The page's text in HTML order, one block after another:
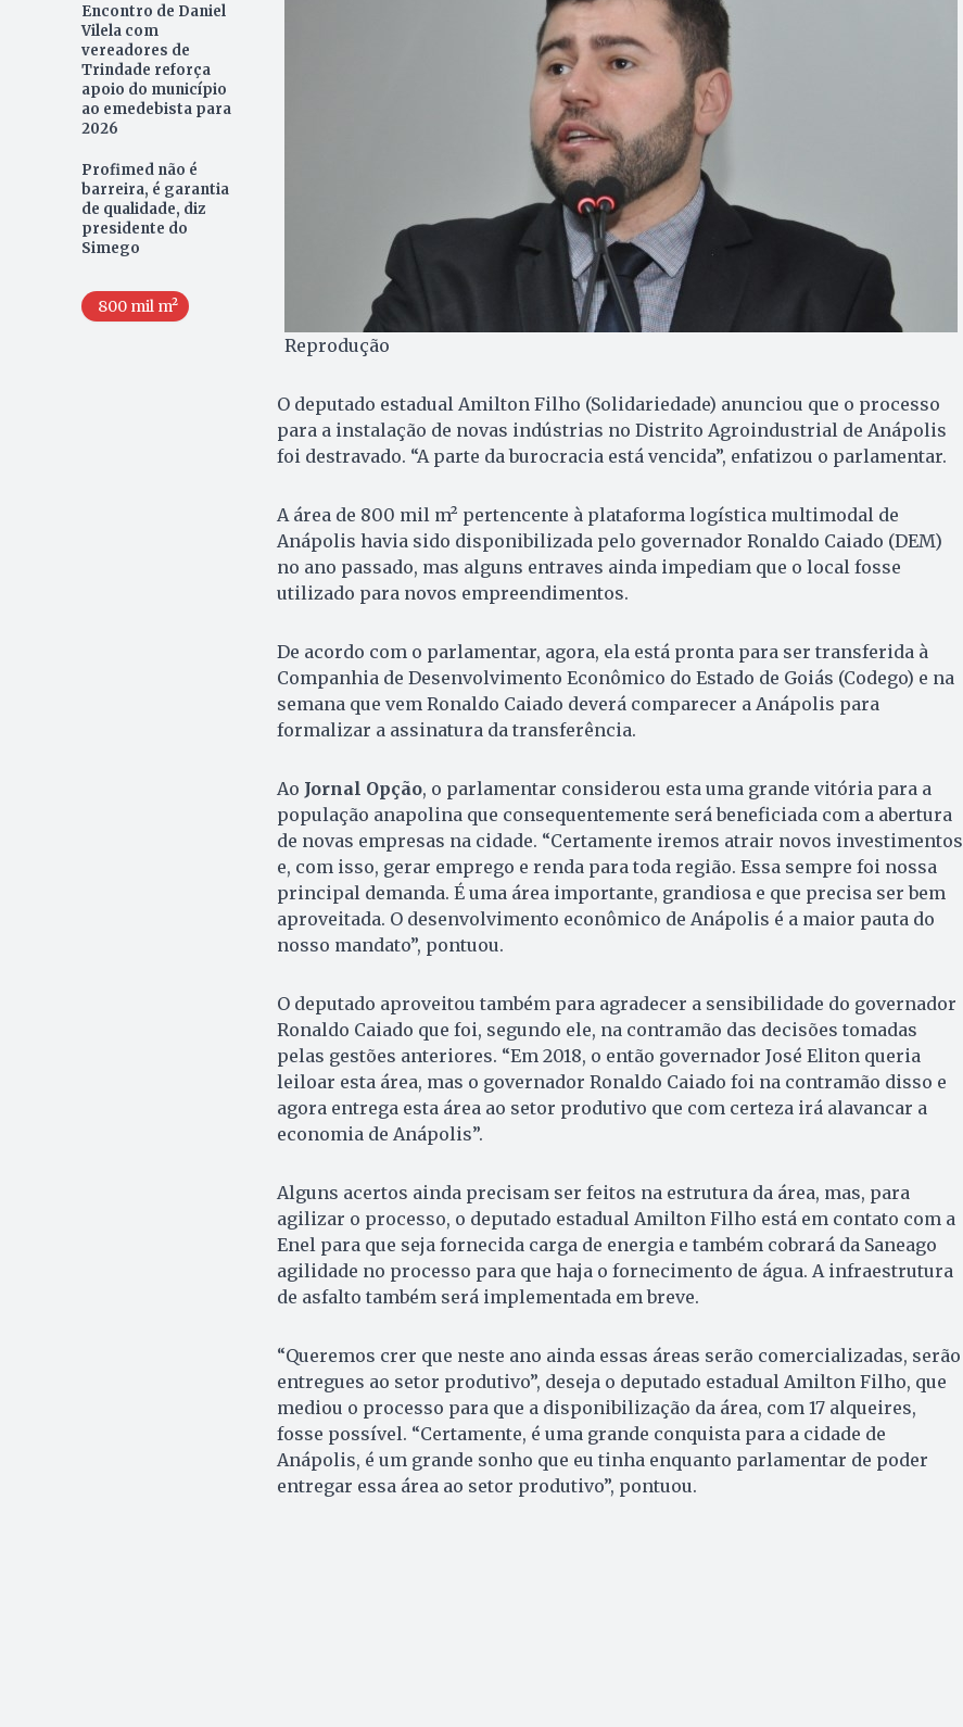
Encontro de Daniel
Vilela com
vereadores de
Trindade reforça
apoio do município
ao emedebista para
2026
Profimed não é
barreira, é garantia
de qualidade, diz
presidente do
Simego
800 mil m²
Reprodução
O deputado estadual Amilton Filho (Solidariedade) anunciou que o processo
para a instalação de novas indústrias no Distrito Agroindustrial de Anápolis
foi destravado. “A parte da burocracia está vencida”, enfatizou o parlamentar.
A área de 800 mil m² pertencente à plataforma logística multimodal de
Anápolis havia sido disponibilizada pelo governador Ronaldo Caiado (DEM)
no ano passado, mas alguns entraves ainda impediam que o local fosse
utilizado para novos empreendimentos.
De acordo com o parlamentar, agora, ela está pronta para ser transferida à
Companhia de Desenvolvimento Econômico do Estado de Goiás (Codego) e na
semana que vem Ronaldo Caiado deverá comparecer a Anápolis para
formalizar a assinatura da transferência.
Ao Jornal Opção, o parlamentar considerou esta uma grande vitória para a
população anapolina que consequentemente será beneficiada com a abertura
de novas empresas na cidade. “Certamente iremos atrair novos investimentos
e, com isso, gerar emprego e renda para toda região. Essa sempre foi nossa
principal demanda. É uma área importante, grandiosa e que precisa ser bem
aproveitada. O desenvolvimento econômico de Anápolis é a maior pauta do
nosso mandato”, pontuou.
O deputado aproveitou também para agradecer a sensibilidade do governador
Ronaldo Caiado que foi, segundo ele, na contramão das decisões tomadas
pelas gestões anteriores. “Em 2018, o então governador José Eliton queria
leiloar esta área, mas o governador Ronaldo Caiado foi na contramão disso e
agora entrega esta área ao setor produtivo que com certeza irá alavancar a
economia de Anápolis”.
Alguns acertos ainda precisam ser feitos na estrutura da área, mas, para
agilizar o processo, o deputado estadual Amilton Filho está em contato com a
Enel para que seja fornecida carga de energia e também cobrará da Saneago
agilidade no processo para que haja o fornecimento de água. A infraestrutura
de asfalto também será implementada em breve.
“Queremos crer que neste ano ainda essas áreas serão comercializadas, serão
entregues ao setor produtivo”, deseja o deputado estadual Amilton Filho, que
mediou o processo para que a disponibilização da área, com 17 alqueires,
fosse possível. “Certamente, é uma grande conquista para a cidade de
Anápolis, é um grande sonho que eu tinha enquanto parlamentar de poder
entregar essa área ao setor produtivo”, pontuou.